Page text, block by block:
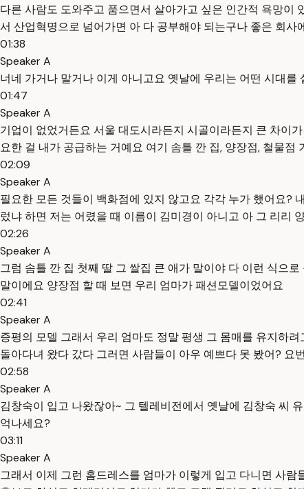
다른 사람도 도와주고 품으면서 살아가고 싶은 인간적 욕망이
서 산업혁명으로 넘어가면 아 다 공부해야 되는구나 좋은 회
01:38
Speaker A
너네 가거나 말거나 이게 아니고요 옛날에 우리는 어떤 시대
01:47
Speaker A
기업이 없었거든요 서울 대도시라든지 시골이라든지 큰 차이
요한 걸 내가 공급하는 거예요 여기 솜틀 깐 집, 양장점, 철물
02:09
Speaker A
필요한 모든 것들이 백화점에 있지 않고요 각각 누가 했어요?
렀냐 하면 저는 어렸을 때 이름이 김미경이 아니고 아 그 리리
02:26
Speaker A
그럼 솜틀 깐 집 첫째 딸 그 쌀집 큰 애가 말이야 다 이런 식으
말이에요 양장점 할 때 보면 우리 엄마가 패션모델이었어요
02:41
Speaker A
증평의 모델 그래서 우리 엄마도 정말 평생 그 몸매를 유지하
돌아다녀 왔다 갔다 그러면 사람들이 아우 예쁘다 못 봤어? 요
02:58
Speaker A
김창숙이 입고 나왔잖아~ 그 텔레비전에서 옛날에 김창숙 씨
억나세요?
03:11
Speaker A
그래서 이제 그런 홈드레스를 엄마가 이렇게 입고 다니면 사